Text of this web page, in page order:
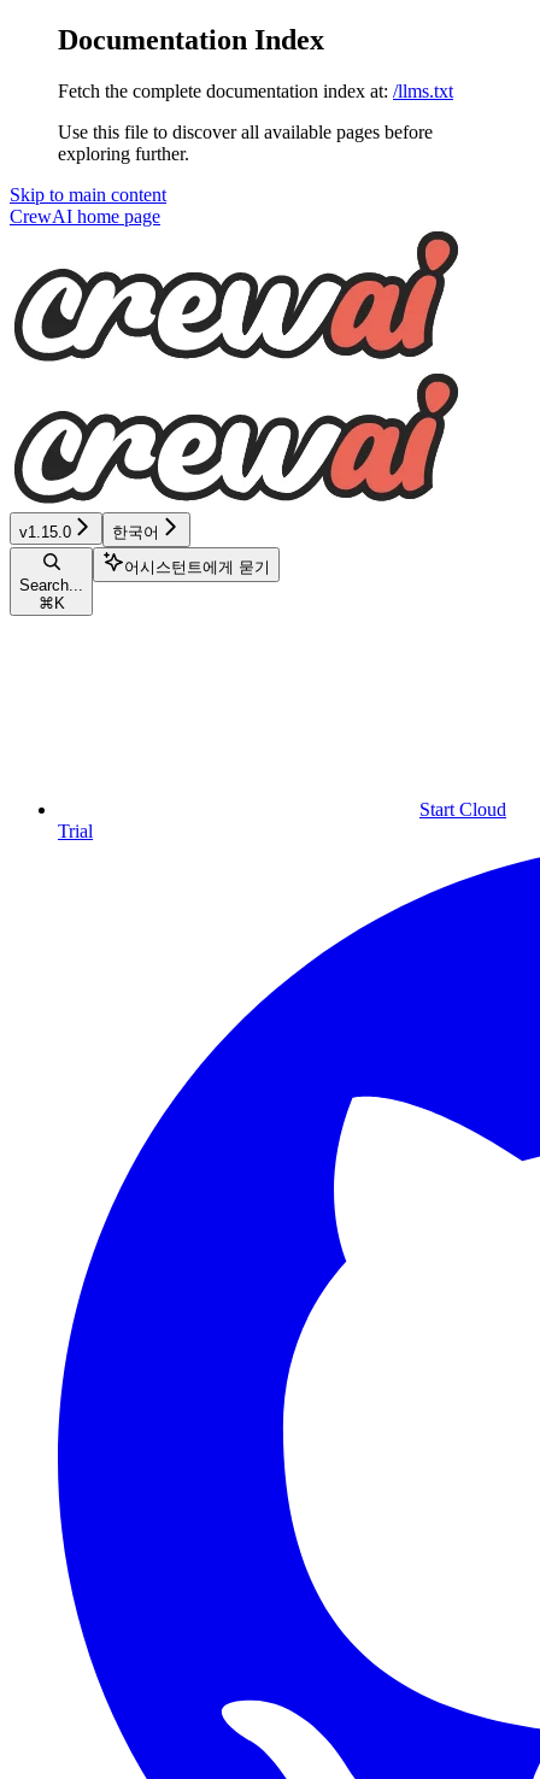
Documentation Index
Fetch the complete documentation index at: /llms.txt
Use this file to discover all available pages before
exploring further.
Skip to main content
CrewAI home page
v1.15.0 한국어
Search...
⌘ K
어시스턴트에게 묻기
Start Cloud
Trial